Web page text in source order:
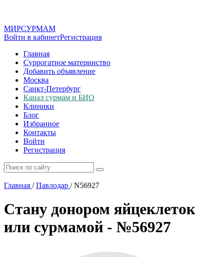
МИРСУРМАМ
Войти в кабинетРегистрация
Главная
Суррогатное материнство
Добавить объявление
Москва
Санкт-Петербург
Канал сурмам и БИО
Клиники
Блог
Избранное
Контакты
Войти
Регистрация
Главная / Павлодар /N56927
Стану донором яйцеклеток
или сурмамой - №56927